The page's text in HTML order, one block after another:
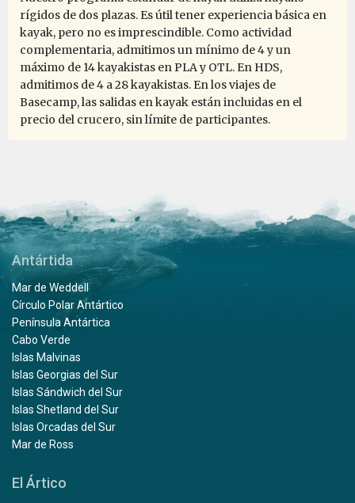
the lecture was very informative. I definitely will join
this expedition again in future.
rígidos de dos plazas. Es útil tener experiencia básica en
kayak, pero no es imprescindible. Como actividad
complementaria, admitimos un mínimo de 4 y un
máximo de 14 kayakistas en PLA y OTL. En HDS,
admitimos de 4 a 28 kayakistas. En los viajes de
Basecamp, las salidas en kayak están incluidas en el
precio del crucero, sin límite de participantes.
Antártida
Mar de Weddell
Círculo Polar Antártico
Península Antártica
Cabo Verde
Islas Malvinas
Islas Georgias del Sur
Islas Sándwich del Sur
Islas Shetland del Sur
Islas Orcadas del Sur
Mar de Ross
El Ártico